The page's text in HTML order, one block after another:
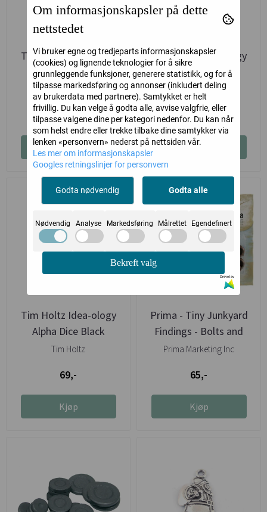
Tim Holtz Idea-ology
Typed Tokens -
Halloween
Tim Holtz
89,-
Kjøp
Tim Holtz Idea-ology
Measurements
Tim Holtz
95,-
Kjøp
Tim Holtz Idea-ology
Alpha Dice Black
Tim Holtz
69,-
Kjøp
Prima - Tiny Junkyard
Findings - Bolts and
Nuts
Prima Marketing Inc
65,-
Kjøp
Om informasjonskapsler på dette
nettstedet
Vi bruker egne og tredjeparts informasjonskapsler
(cookies) og lignende teknologier for å sikre
grunnleggende funksjoner, generere statistikk, og for å
tilpasse markedsføring og annonser (inkludert deling
av brukerdata med partnere). Samtykket er helt
frivillig. Du kan velge å godta alle, avvise valgfrie, eller
tilpasse valgene dine per kategori nedenfor. Du kan når
som helst endre eller trekke tilbake dine samtykker via
lenken «personvern» nederst på nettsiden vår.
Les mer om informasjonskapsler
Googles retningslinjer for personvern
Godta nødvendig Godta alle
Nødvendig Analyse Markedsføring Målrettet Egendefinert
Bekreft valg
Drevet av